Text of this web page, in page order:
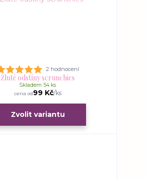
2 hodnocení
Žluté odstíny scrunchies
cena od99 Kč/ks
Skladem 54 ks
Zvolit variantu